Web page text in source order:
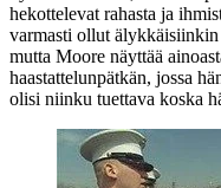
hekottelevat rahasta ja
varmasti ollut
mutta Moore näyttää
haastattelunpätkän, jossa
olisi niinku tuettava koska